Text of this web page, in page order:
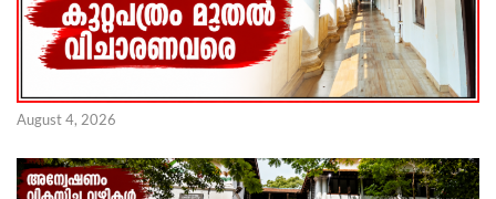
August 4, 2026